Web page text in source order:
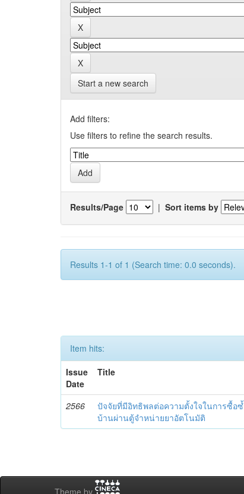
Start a new search
Add filters:
Use filters to refine the search results.
Results/Page | Sort items by
Results 1-1 of 1 (Search time: 0.0 seconds).
Item hits:
Issue
Date
Title
2566
ปัจจัยที่มีอิทธิพลต่อความตั้งใจในการซื้
บ้านผ่านตู้จำหน่ายยาอัตโนมัติ